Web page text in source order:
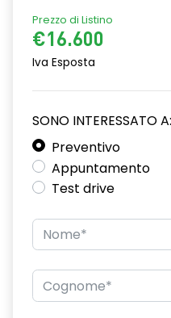
Chiave pieghevole a 3
Design cerchi flexwheel
Distance warning avviso
Driver display con schermo
Emergency call soggetto
compatibile 2G/3G o 4G/
Firma luminosa pixelata con
Prezzo di Listino
€16.600
Iva Esposta
SONO INTERESSATO A:
Preventivo
Appuntamento
Test drive